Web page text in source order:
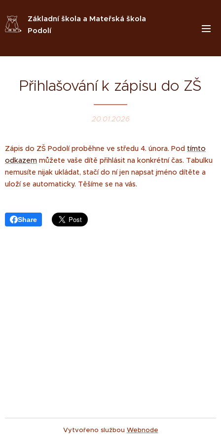
Základní škola a Mateřská škola
Podolí
Přihlašování k zápisu do ZŠ
20.01.2026
Zápis do ZŠ Podolí proběhne ve středu 4. února. Pod tímto
odkazem můžete vaše dítě přihlásit na konkrétní čas. Tabulku
nemusíte nijak ukládat, stačí do ní jen napsat jméno dítěte a
uloží se automaticky. Těšíme se na vás.
Share
Vytvořeno službou Webnode